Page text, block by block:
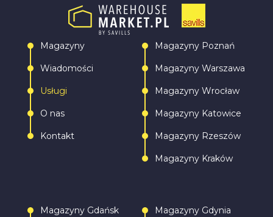
Magazyny
Wiadomości
Usługi
O nas
Kontakt
Magazyny Poznań
Magazyny Warszawa
Magazyny Wrocław
Magazyny Katowice
Magazyny Rzeszów
Magazyny Kraków
Magazyny Gdańsk Magazyny Gdynia